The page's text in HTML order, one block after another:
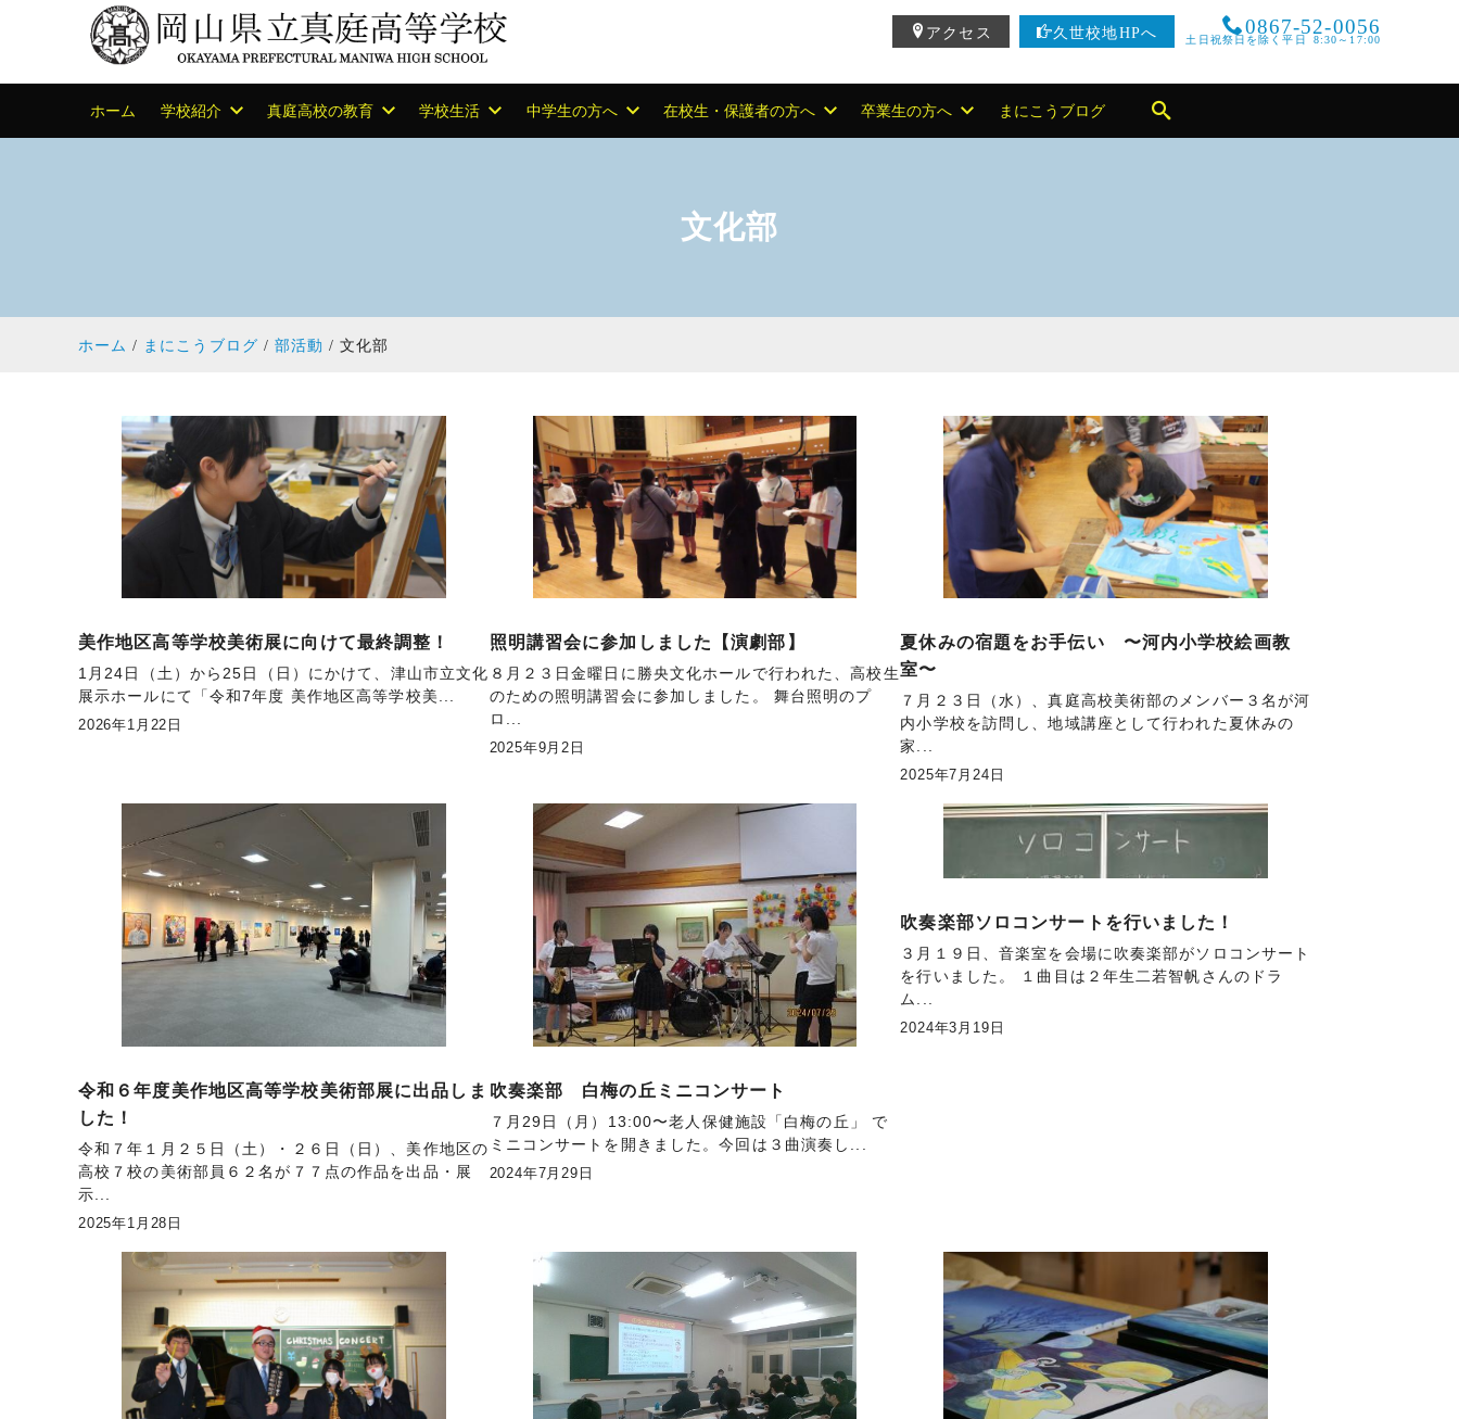
アクセス 久世校地HPへ 0867-52-0056
土日祝祭日を除く平日 8:30～17:00
ホーム 学校紹介 真庭高校の教育 学校生活 中学生の方へ 在校生・保護者の方へ 卒業生の方へ まにこうブログ
文化部
ホーム まにこうブログ 部活動 文化部
美作地区高等学校美術展に向けて最終調整！
1月24日（土）から25日（日）にかけて、津山市立文化
展示ホールにて「令和7年度 美作地区高等学校美...
2026年1月22日
照明講習会に参加しました【演劇部】
８月２３日金曜日に勝央文化ホールで行われた、高校生
のための照明講習会に参加しました。 舞台照明のプ
ロ...
2025年9月2日
夏休みの宿題をお手伝い 〜河内小学校絵画教
室〜
７月２３日（水）、真庭高校美術部のメンバー３名が河
内小学校を訪問し、地域講座として行われた夏休みの
家...
2025年7月24日
令和６年度美作地区高等学校美術部展に出品しま
した！
令和７年１月２５日（土）・２６日（日）、美作地区の
高校７校の美術部員６２名が７７点の作品を出品・展
示...
2025年1月28日
吹奏楽部 白梅の丘ミニコンサート
７月29日（月）13:00〜老人保健施設「白梅の丘」 で
ミニコンサートを開きました。今回は３曲演奏し...
2024年7月29日
吹奏楽部ソロコンサートを行いました！
３月１９日、音楽室を会場に吹奏楽部がソロコンサート
を行いました。 １曲目は２年生二若智帆さんのドラ
ム...
2024年3月19日